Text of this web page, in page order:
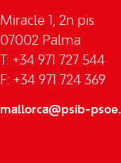
Miracle 1, 2n pis
07002 Palma
T: +34 971 727 544
F: +34 971 724 369
mallorca@psib-